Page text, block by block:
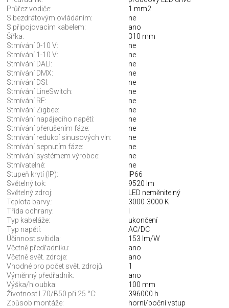
Průřez vodiče:
1 mm2
S bezdrátovým ovládáním:
ne
S připojovacím kabelem:
ano
Šířka:
310 mm
Stmívání 0-10 V:
ne
Stmívání 1-10 V:
ne
Stmívání DALI:
ne
Stmívání DMX:
ne
Stmívání DSI:
ne
Stmívání LineSwitch:
ne
Stmívání RF:
ne
Stmívání Zigbee:
ne
Stmívání napájecího napětí:
ne
Stmívání přerušením fáze:
ne
Stmívání redukcí sinusových vln:
ne
Stmívání sepnutím fáze:
ne
Stmívání systémem výrobce:
ne
Stmívatelné:
ne
Stupeň krytí (IP):
IP66
Světelný tok:
9520 lm
Světelný zdroj:
LED neměnitelný
Teplota barvy.:
3000-3000 K
Třída ochrany:
Typ kabeláže:
ukončení
Typ napětí:
AC/DC
Účinnost svítidla:
153 lm/W
Včetně předřadníku:
ano
Včetně svět. zdroje:
ano
Vhodné pro počet svět. zdrojů:
1
Výměnný předřadník:
ano
Výška/hloubka:
100 mm
Životnost L70/B50 při 25 °C:
396000 h
Způsob montáže:
horní/boční vstup